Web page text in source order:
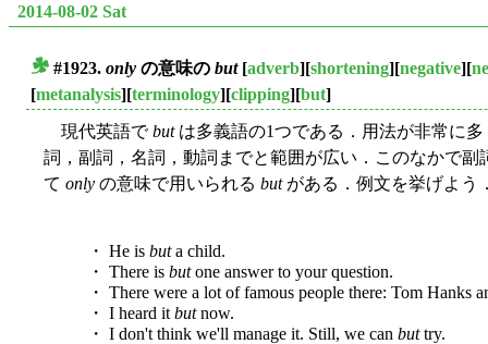
2014-08-02 Sat
#1923. only の意味の but[adverb][shortening][negative][
[metanalysis][terminology][clipping][but]
現代英語でbutは多義語の1つである．用法が非常に
詞，副詞，名詞，動詞までと範囲が広い．このなかで
て only の意味で用いられる butがある．例文を挙げよう
・ He is buta child.
・ There is butone answer to your question.
・ There were a lot of famous people there: Tom Hanks
・ I heard it butnow.
・ I don't think we'll manage it. Still, we can buttry.